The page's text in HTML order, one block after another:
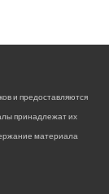
и предоставляются
принадлежат их
материала